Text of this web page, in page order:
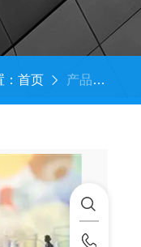
：首页 产品展示